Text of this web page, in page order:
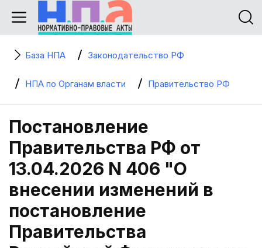
База НПА Законодательство РФ
НПА по Органам власти Правительство РФ
Постановление
Правительства РФ от
13.04.2026 N 406 "О
внесении изменений в
постановление
Правительства